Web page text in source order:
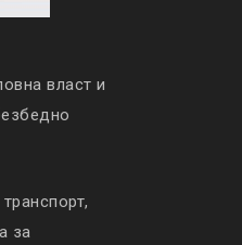
власт и
за